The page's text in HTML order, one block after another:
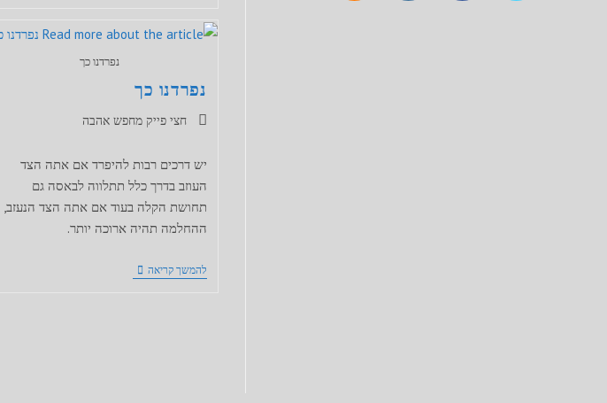
נפרדנו כך
נפרדנו כך
קטגוריה:חצי פייק מחפש אהבה
יש דרכים רבות להיפרד אם אתה הצד
העוזב בדרך כלל תתלווה לבאסה גם
תחושת הקלה בעוד אם אתה הצד הנעזב,
ההחלמה תהיה ארוכה יותר.
להמשך קריאהנפרדנו
כך